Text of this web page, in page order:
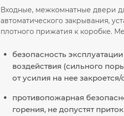
Входные, межкомнатные двери
автоматического закрывания,
плотного прижатия к коробке.
безопасность
воздействия (сильного
от усилия на нее
противопожарная
горения, не допустят